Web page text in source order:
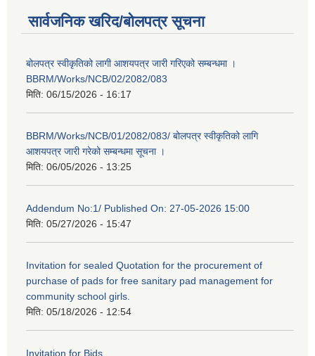
सार्वजनिक खरिद/बोलपत्र सूचना
बोलपत्र स्वीकृतिको लागी आशयपत्र जारी गरिएको सम्बन्धमा ।
BBRM/Works/NCB/02/2082/083
मिति: 06/15/2026 - 16:17
BBRM/Works/NCB/01/2082/083/ बोलपत्र स्वीकृतिको लागि
आशयपत्र जारी गरेको सम्बन्धमा सूचना ।
मिति: 06/05/2026 - 13:25
Addendum No:1/ Published On: 27-05-2026 15:00
मिति: 05/27/2026 - 15:47
Invitation for sealed Quotation for the procurement of
purchase of pads for free sanitary pad management for
community school girls.
मिति: 05/18/2026 - 12:54
Invitation for Bids